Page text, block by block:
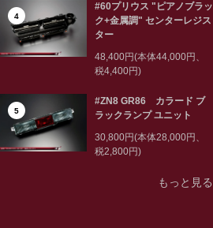
4
#60プリウス "ピアノブラッ
ク+金属調" センターレジス
ター
48,400円(本体44,000円、
税4,400円)
5
#ZN8 GR86 カラード ブ
ラックランプ ユニット
30,800円(本体28,000円、
税2,800円)
もっと見る